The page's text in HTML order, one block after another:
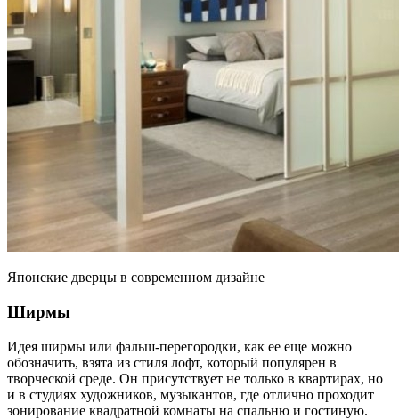
Японские дверцы в современном дизайне
Ширмы
Идея ширмы или фальш-перегородки, как ее еще можно
обозначить, взята из стиля лофт, который популярен в
творческой среде. Он присутствует не только в квартирах, но
и в студиях художников, музыкантов, где отлично проходит
зонирование квадратной комнаты на спальню и гостиную.